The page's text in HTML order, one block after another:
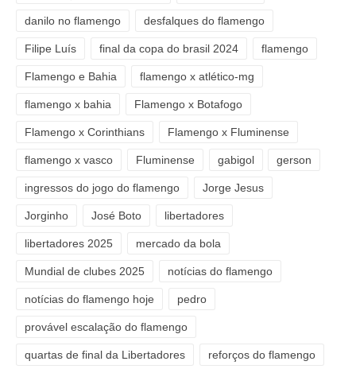
danilo no flamengo desfalques do flamengo
Filipe Luís final da copa do brasil 2024 flamengo
Flamengo e Bahia flamengo x atlético-mg
flamengo x bahia Flamengo x Botafogo
Flamengo x Corinthians Flamengo x Fluminense
flamengo x vasco Fluminense gabigol gerson
ingressos do jogo do flamengo Jorge Jesus
Jorginho José Boto libertadores
libertadores 2025 mercado da bola
Mundial de clubes 2025 notícias do flamengo
notícias do flamengo hoje pedro
provável escalação do flamengo
quartas de final da Libertadores reforços do flamengo